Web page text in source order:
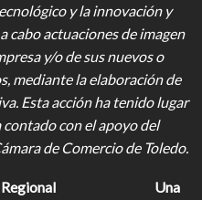
y la innovación y
cabo actuaciones de imagen
y/o de sus nuevos o
mediante la elaboración de
Esta acción ha tenido lugar
con el apoyo del
de Comercio de Toledo.
Una